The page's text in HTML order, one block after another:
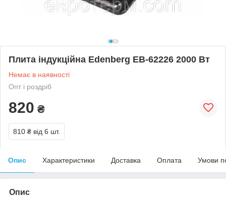
Плита індукційна Edenberg EB-62226 2000 Вт
Немає в наявності
Опт і роздріб
820 ₴
810 ₴ від 6 шт.
Опис Характеристики Доставка Оплата Умови
Опис